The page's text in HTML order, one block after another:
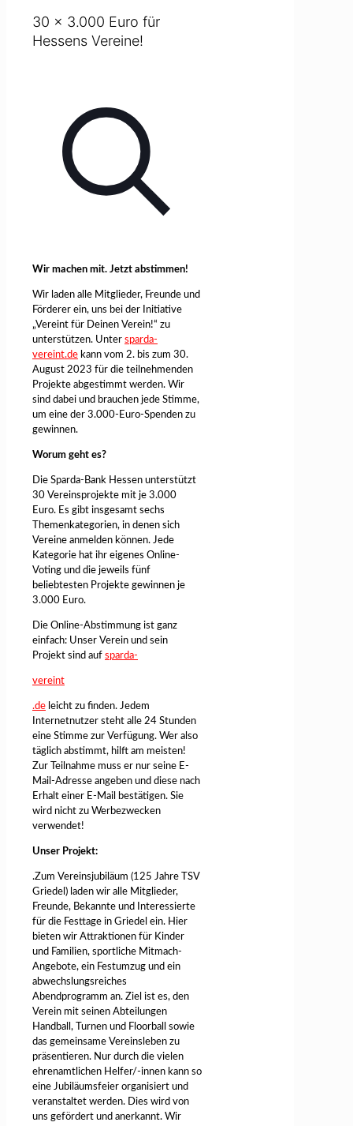
30 x 3.000 Euro für
Hessens Vereine!
Wir machen mit. Jetzt abstimmen!
Wir laden alle Mitglieder, Freunde und
Förderer ein, uns bei der Initiative
„Vereint für Deinen Verein!“ zu
unterstützen. Unter sparda-
vereint.de kann vom 2. bis zum 30.
August 2023 für die teilnehmenden
Projekte abgestimmt werden. Wir
sind dabei und brauchen jede Stimme,
um eine der 3.000-Euro-Spenden zu
gewinnen.
Worum geht es?
Die Sparda-Bank Hessen unterstützt
30 Vereinsprojekte mit je 3.000
Euro. Es gibt insgesamt sechs
Themenkategorien, in denen sich
Vereine anmelden können. Jede
Kategorie hat ihr eigenes Online-
Voting und die jeweils fünf
beliebtesten Projekte gewinnen je
3.000 Euro.
Die Online-Abstimmung ist ganz
einfach: Unser Verein und sein
Projekt sind auf sparda-
vereint
.de leicht zu finden. Jedem
Internetnutzer steht alle 24 Stunden
eine Stimme zur Verfügung. Wer also
täglich abstimmt, hilft am meisten!
Zur Teilnahme muss er nur seine E-
Mail-Adresse angeben und diese nach
Erhalt einer E-Mail bestätigen. Sie
wird nicht zu Werbezwecken
verwendet!
Unser Projekt:
.Zum Vereinsjubiläum (125 Jahre TSV
Griedel) laden wir alle Mitglieder,
Freunde, Bekannte und Interessierte
für die Festtage in Griedel ein. Hier
bieten wir Attraktionen für Kinder
und Familien, sportliche Mitmach-
Angebote, ein Festumzug und ein
abwechslungsreiches
Abendprogramm an. Ziel ist es, den
Verein mit seinen Abteilungen
Handball, Turnen und Floorball sowie
das gemeinsame Vereinsleben zu
präsentieren. Nur durch die vielen
ehrenamtlichen Helfer/-innen kann so
eine Jubiläumsfeier organisiert und
veranstaltet werden. Dies wird von
uns gefördert und anerkannt. Wir